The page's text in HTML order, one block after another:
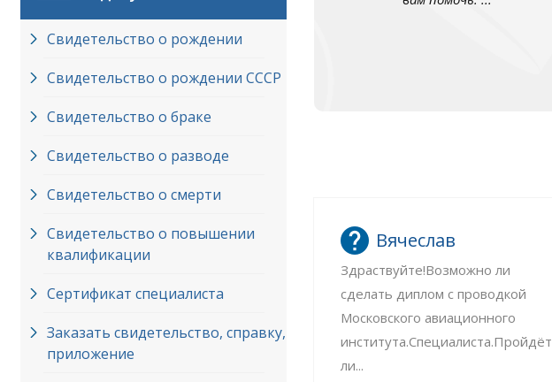
Свидетельство о рождении
Свидетельство о рождении СССР
Свидетельство о браке
Свидетельство о разводе
Свидетельство о смерти
Свидетельство о повышении
квалификации
Сертификат специалиста
Заказать свидетельство, справку,
приложение
Вячеслав
Здраствуйте!Возможно ли
сделать диплом с проводкой
Московского авиационного
института.Специалиста.Пройдёт
ли...